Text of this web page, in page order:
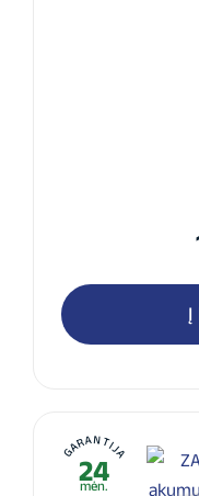
Į
GARANTIJA
24
mėn.